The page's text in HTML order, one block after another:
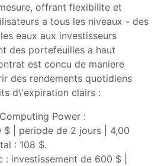
offrant flexibilite et
a tous les niveaux - des
eaux aux investisseurs
des portefeuilles a haut
est concu de maniere
des rendements quotidiens
d\'expiration clairs :
Power :
$ | periode de 2 jours | 4,00
: 108 $.
: investissement de 600 $ |